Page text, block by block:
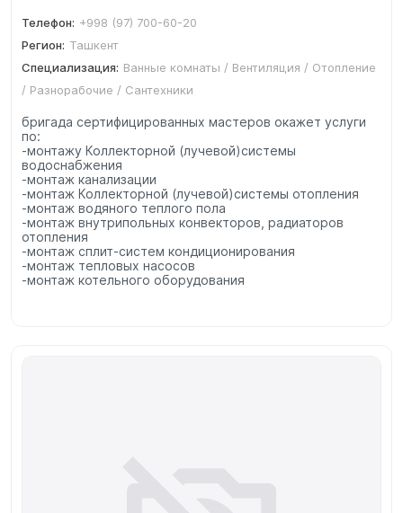
Телефон: +998 (97) 700-60-20
Регион: Ташкент
Специализация: Ванные комнаты / Вентиляция / Отопление
/ Разнорабочие / Сантехники
бригада сертифицированных мастеров окажет услуги
по:
-монтажу Коллекторной (лучевой)системы
водоснабжения
-монтаж канализации
-монтаж Коллекторной (лучевой)системы отопления
-монтаж водяного теплого пола
-монтаж внутрипольных конвекторов, радиаторов
отопления
-монтаж сплит-систем кондиционирования
-монтаж тепловых насосов
-монтаж котельного оборудования